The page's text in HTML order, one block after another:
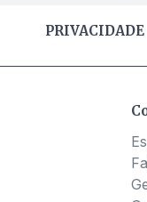
PRIVACIDADE